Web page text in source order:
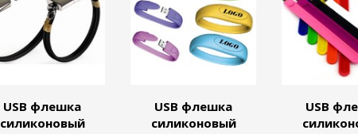
USB флешка
силиконовый
USB флешка
силиконовый
USB